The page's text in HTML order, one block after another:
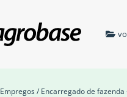
Empregos/ Encarregado de fazenda